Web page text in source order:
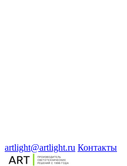
artlight@artlight.ru Контакты